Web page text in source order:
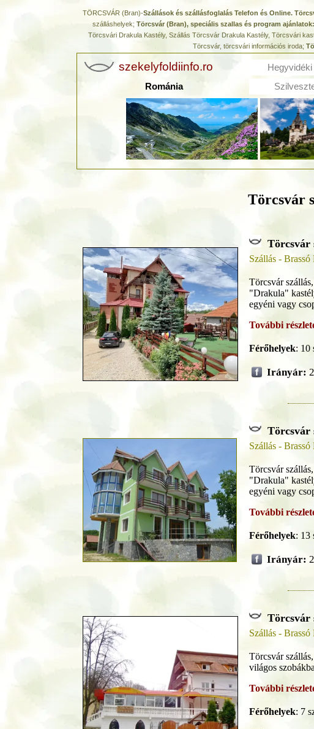
TÖRCSVÁR (Bran)-Szállások és szállásfoglalás Telefon és Online.
szálláshelyek; Törcsvár (Bran), speciális szallas és program ajánlatok:
Törcsvári Drakula Kastély, Szállás Törcsvár Drakula Kastély, Törcsvári
Törcsvár, törcsvári információs iroda;
szekelyfoldiinfo.ro
Románia
Törcsvár
Törcsvár
Szállás - Brassó
Törcsvár szállás,
"Drakula"
egyéni vagy
További
Férőhelyek: 10
Irányár:
Törcsvár
Szállás - Brassó
Törcsvár szállás,
"Drakula"
egyéni vagy
További
Férőhelyek: 13
Irányár:
Törcsvár
Szállás - Brassó
Törcsvár szállás,
világos
További
Férőhelyek: 7